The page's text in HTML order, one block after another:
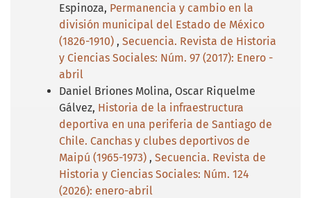
Espinoza, Permanencia y cambio en la
división municipal del Estado de México
(1826-1910) , Secuencia. Revista de Historia
y Ciencias Sociales: Núm. 97 (2017): Enero -
abril
Daniel Briones Molina, Oscar Riquelme
Gálvez, Historia de la infraestructura
deportiva en una periferia de Santiago de
Chile. Canchas y clubes deportivos de
Maipú (1965-1973) , Secuencia. Revista de
Historia y Ciencias Sociales: Núm. 124
(2026): enero-abril